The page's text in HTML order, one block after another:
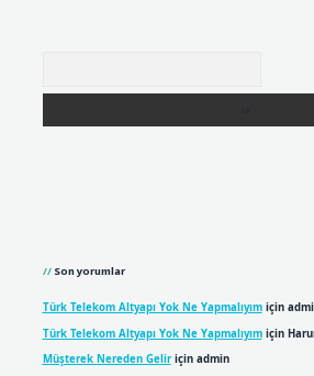
Son yorumlar
Türk Telekom Altyapı Yok Ne Yapmalıyımiçin
Türk Telekom Altyapı Yok Ne Yapmalıyımiçin
Müşterek Nereden Geliriçin admin